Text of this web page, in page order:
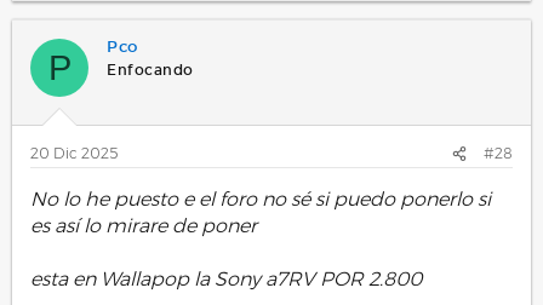
P
Pco
Enfocando
20 Dic 2025 #28
No lo he puesto e el foro no sé si puedo ponerlo si
es así lo mirare de poner
esta en Wallapop la Sony a7RV POR 2.800